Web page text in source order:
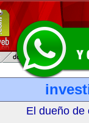
El dueño de